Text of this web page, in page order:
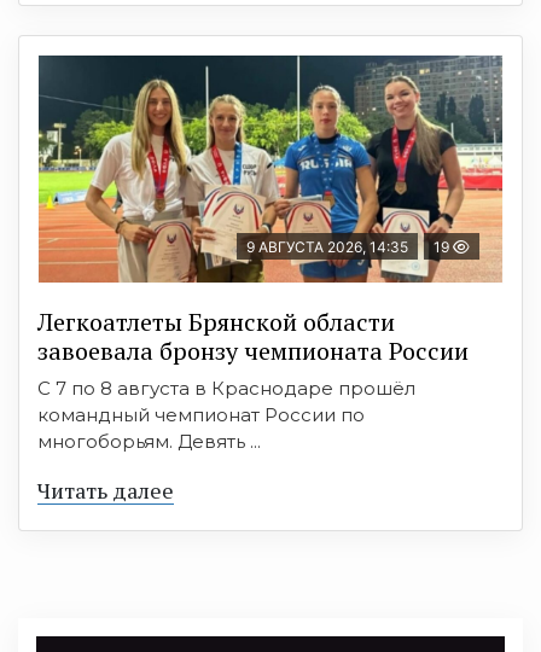
9 АВГУСТА 2026, 14:35 19
Легкоатлеты Брянской области
завоевала бронзу чемпионата России
С 7 по 8 августа в Краснодаре прошёл
командный чемпионат России по
многоборьям. Девять ...
Читать далее